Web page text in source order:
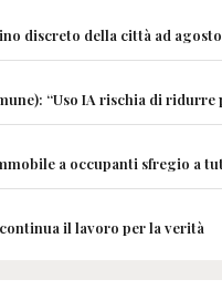
discreto della città ad agosto
“Uso IA rischia di
a occupanti sfregio a
il lavoro per la verità